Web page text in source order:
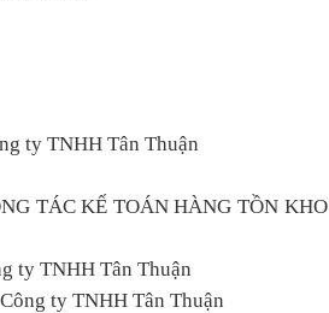
ty TNHH Tân Thuận
TÁC KẾ TOÁN HÀNG TỒN KHO
ty TNHH Tân Thuận
ty TNHH Tân Thuận